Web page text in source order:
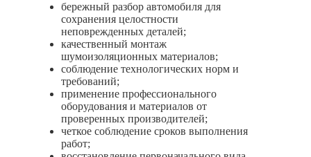
бережный разбор автомобиля для
сохранения целостности
неповрежденных деталей;
качественный монтаж
шумоизоляционных материалов;
соблюдение технологических норм и
требований;
применение профессионального
оборудования и материалов от
проверенных производителей;
четкое соблюдение сроков выполнения
работ;